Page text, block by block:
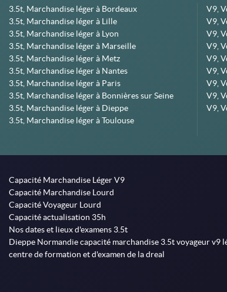
3.5t, Marchandise léger à Bordeaux
3.5t, Marchandise léger à Lille
3.5t, Marchandise léger à Lyon
3.5t, Marchandise léger à Marseille
3.5t, Marchandise léger à Metz
3.5t, Marchandise léger à Nantes
3.5t, Marchandise léger à Paris
3.5t, Marchandise léger à Bonnières sur Seine
3.5t, Marchandise léger à Dieppe
3.5t, Marchandise léger à Toulouse
V9,
V9,
V9,
V9,
V9,
V9,
V9,
V9,
V9,
Capacité Marchandise Léger V9
Capacité Marchandise Lourd
Capacité Voyageur Lourd
Capacité actualisation 35h
Nos dates et lieux d'examens 3.5t
Dieppe Normandie capacité marchandise 3.5t voyageur v9
centre de formation et d'examen de la dreal